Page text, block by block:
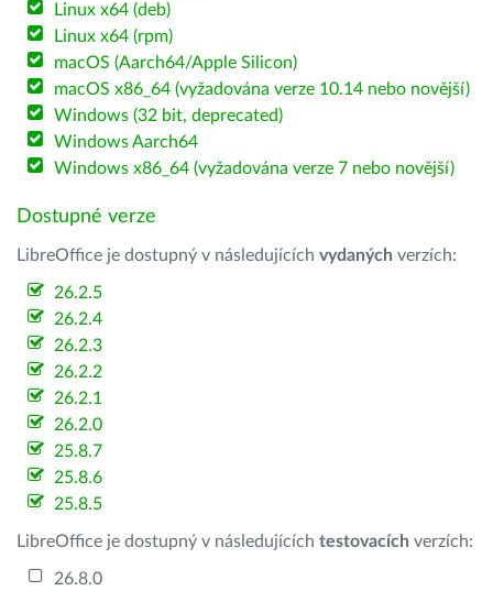
Linux x64 (deb)
Linux x64 (rpm)
macOS (Aarch64/Apple Silicon)
macOS x86_64 (vyžadována verze 10.14 nebo novější)
Windows (32 bit, deprecated)
Windows Aarch64
Windows x86_64 (vyžadována verze 7 nebo novější)
Dostupné verze
LibreOffice je dostupný v následujících vydaných verzích:
26.2.5
26.2.4
26.2.3
26.2.2
26.2.1
26.2.0
25.8.7
25.8.6
25.8.5
LibreOffice je dostupný v následujících testovacích verzích:
26.8.0